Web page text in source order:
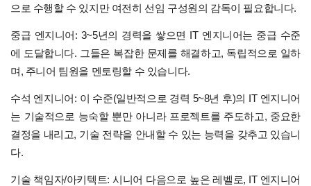
으로 수행할 수 있지만 여전히 선임 구성원의 감독이 필요합니다.
중급 엔지니어: 3~5년의 경력을 쌓으면 IT 엔지니어는 중급 수준
에 도달합니다. 그들은 복잡한 문제를 해결하고, 독립적으로 일하
며, 주니어 팀원을 멘토링할 수 있습니다.
수석 엔지니어: 이 수준(일반적으로 경력 5~8년 후)의 IT 엔지니어
는 기술적으로 능숙할 뿐만 아니라 프로젝트를 주도하고, 중요한
결정을 내리고, 기술 전략을 안내할 수 있는 능력을 갖추고 있습니
다.
기술 책임자/아키텍트: 시니어 다음으로 높은 레벨로, IT 엔지니어